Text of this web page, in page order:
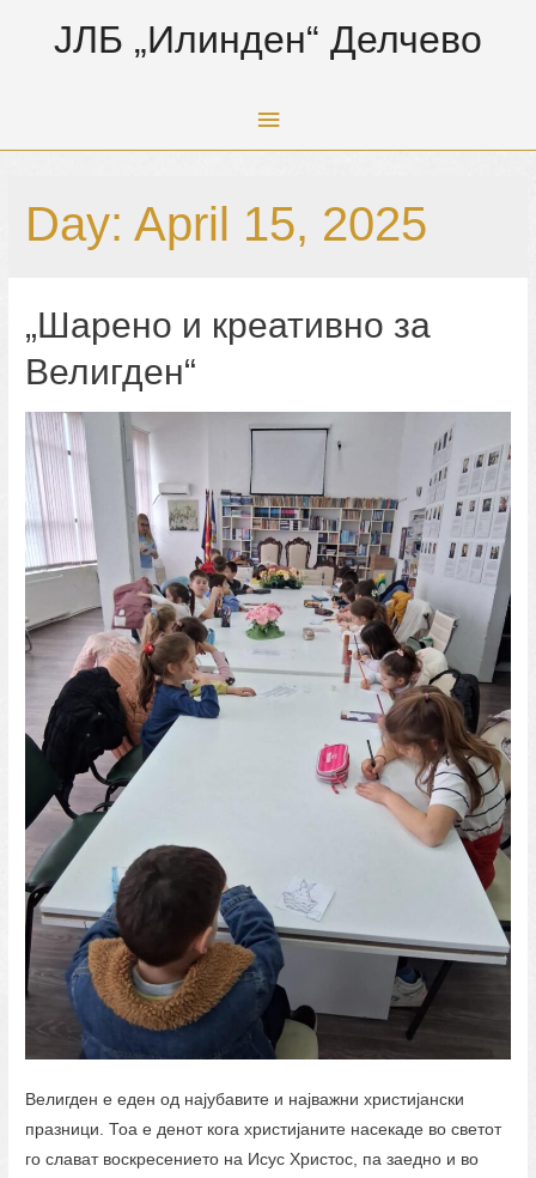
ЈЛБ „Илинден“ Делчево
Main
Day:April 15, 2025
„Шарено и креативно за
Велигден“
Велигден е еден од најубавите и најважни христијански
празници. Тоа е денот кога христијаните насекаде во светот
го слават воскресението на Исус Христос, па заедно и во